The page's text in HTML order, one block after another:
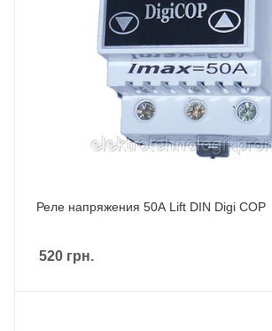
Реле напряжения 50А Lift DIN Digi COP
520 грн.